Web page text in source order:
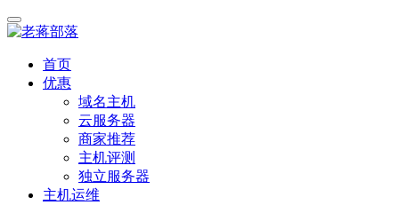
首页
优惠
域名主机
云服务器
商家推荐
主机评测
独立服务器
主机运维